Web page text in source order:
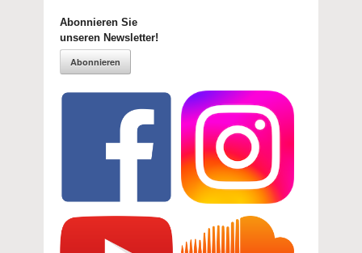
Abonnieren Sie
unseren Newsletter!
Abonnieren